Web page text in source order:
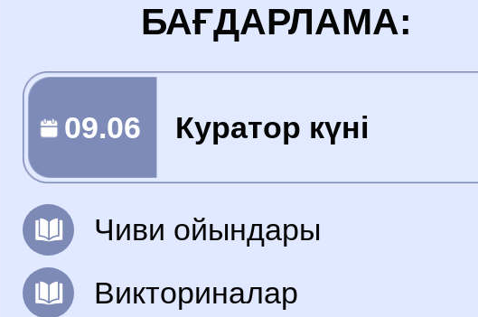
БАҒДАРЛАМА:
Чиви ойындары
Викториналар
09.06 Куратор күні